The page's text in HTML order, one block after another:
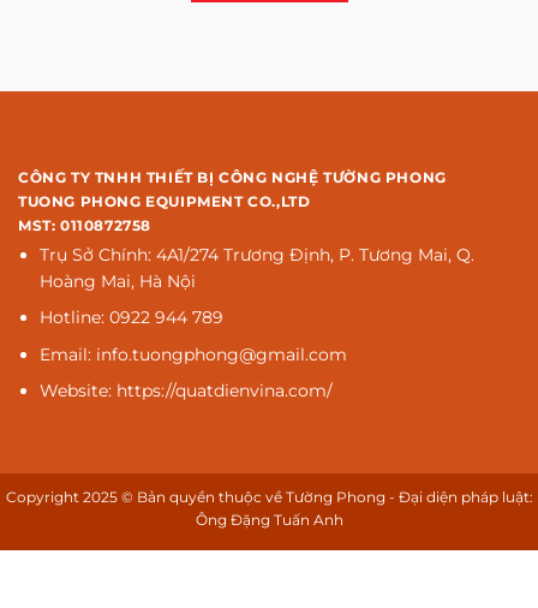
CÔNG TY TNHH THIẾT BỊ CÔNG NGHỆ TƯỜNG PHONG
TUONG PHONG EQUIPMENT CO.,LTD
MST: 0110872758
Trụ Sở Chính: 4A1/274 Trương Định, P. Tương Mai, Q.
Hoàng Mai, Hà Nội
Hotline: 0922 944 789
Email: info.tuongphong@gmail.com
Website: https://quatdienvina.com/
Copyright 2025 © Bản quyền thuộc về Tường Phong - Đại diện pháp luật:
Ông Đặng Tuấn Anh